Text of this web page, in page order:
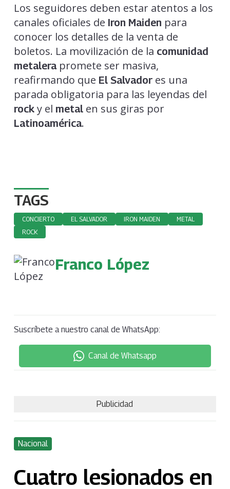
Los seguidores deben estar atentos a los
canales oficiales de Iron Maiden para
conocer los detalles de la venta de
boletos. La movilización de la comunidad
metalerapromete ser masiva,
reafirmando que El Salvadores una
parada obligatoria para las leyendas del
rocky el metalen sus giras por
Latinoamérica.
TAGS
CONCIERTO EL SALVADOR IRON MAIDEN
METAL
ROCK
Franco López
Suscríbete a nuestro canal de WhatsApp:
Canal de Whatsapp
Publicidad
Nacional
Cuatro lesionados en